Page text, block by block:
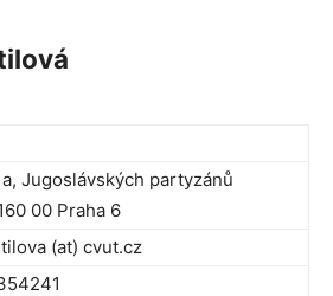
Jugoslávských partyzánů
00 Praha 6
(at) cvut.cz